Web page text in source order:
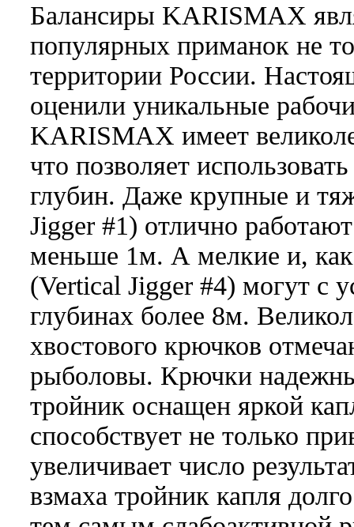
Балансиры KARISMAX
популярных приманок не
территории России.
оценили уникальные
KARISMAX имеет
что позволяет
глубин. Даже крупные и
Jigger #1) отлично
меньше 1м. А мелкие и, как
(Vertical Jigger #4) могут с
глубинах более 8м.
хвостового крючков
рыболовы. Крючки
тройник оснащен яркой
способствует не только
увеличивает число
взмаха тройник капля